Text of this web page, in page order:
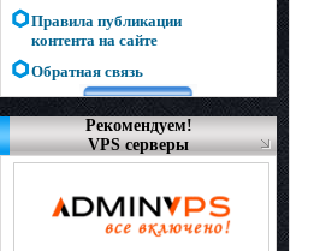
Правила публикации
контента на сайте
Обратная связь
Рекомендуем!
VPS серверы